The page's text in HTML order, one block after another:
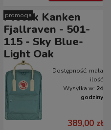
Plecak Kanken
Fjallraven - 501-
115 - Sky Blue-
Light Oak
Dostępność: mała
ilość
Wysyłka w: 24
godziny
389,00 zł
promocja